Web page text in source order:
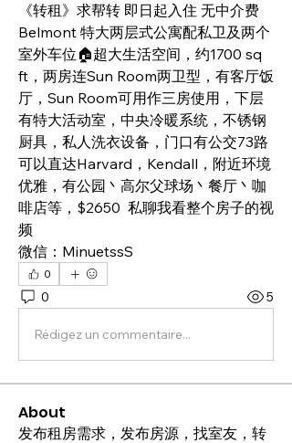
《转租》求帮转 即日起入住 无中介费
Belmont 特大两层式公寓配私卫及两个
室外车位🏠超大生活空间，约1700 sq
ft，两房连Sun Room两卫型，有客厅饭
厅，Sun Room可用作三房使用，下层
有特大活动室，中央冷暖系统，不锈钢
厨具，私人洗衣设备，门口有公交73路
可以直达Harvard，Kendall，附近环境
优雅，有公园丶高尔父球场丶餐厅丶咖
啡店等，$2650  私聊我看整个房子的视
频
微信：MinuetssS
0
0 5
Rédigez un commentaire...
About
发布租房需求，发布房源，找室友，转